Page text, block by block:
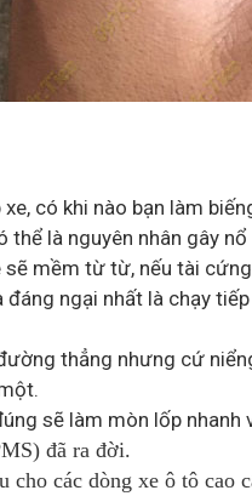
có khi nào bạn làm
là nguyên nhân gây
mềm từ từ, nếu tài
ngại nhất là chạy
thẳng nhưng cứ
sẽ làm mòn lốp
đã ra đời.
cho các dòng xe ô tô cao